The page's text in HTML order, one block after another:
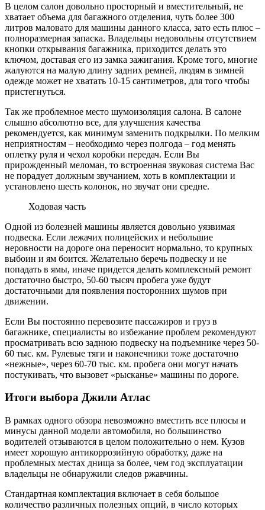
В целом салон довольно просторный и вместительный, не
хватает объема для багажного отделения, чуть более 300
литров маловато для машины данного класса, зато есть плюс –
полноразмерная запаска. Владельцы недовольны отсутствием
кнопки открывания багажника, приходится делать это
ключом, доставая его из замка зажигания. Кроме того, многие
жалуются на малую длину задних ремней, людям в зимней
одежде может не хватать 10-15 сантиметров, для того чтобы
пристегнуться.
Так же проблемное место шумоизоляция салона. В салоне
слышно абсолютно все, для улучшения качества
рекомендуется, как минимум заменить подкрылки. По мелким
неприятностям – необходимо через полгода – год менять
оплетку руля и чехол коробки передач. Если Вы
прирожденный меломан, то встроенная звуковая система Вас
не порадует должным звучанием, хоть в комплектации и
установлено шесть колонок, но звучат они средне.
Ходовая часть
Одной из болезней машины является довольно уязвимая
подвеска. Если лежачих полицейских и небольшие
неровности на дороге она переносит нормально, то крупных
выбоин и ям боится. Желательно беречь подвеску и не
попадать в ямы, иначе придется делать комплексный ремонт
достаточно быстро, 50-60 тысяч пробега уже будут
достаточными для появления посторонних шумов при
движении.
Если Вы постоянно перевозите пассажиров и груз в
багажнике, специалисты во избежание проблем рекомендуют
просматривать всю заднюю подвеску на подъемнике через 50-
60 тыс. км. Рулевые тяги и наконечники тоже достаточно
«нежные», через 60-70 тыс. км. пробега они могут начать
постукивать, что вызовет «рысканье» машины по дороге.
Итоги выбора Джили Атлас
В рамках одного обзора невозможно вместить все плюсы и
минусы данной модели автомобиля, но большинство
водителей отзываются в целом положительно о нем. Кузов
имеет хорошую антикоррозийную обработку, даже на
проблемных местах днища за более, чем год эксплуатации
владельцы не обнаружили следов ржавчины.
Стандартная комплектация включает в себя большое
количество различных полезных опций, в число которых